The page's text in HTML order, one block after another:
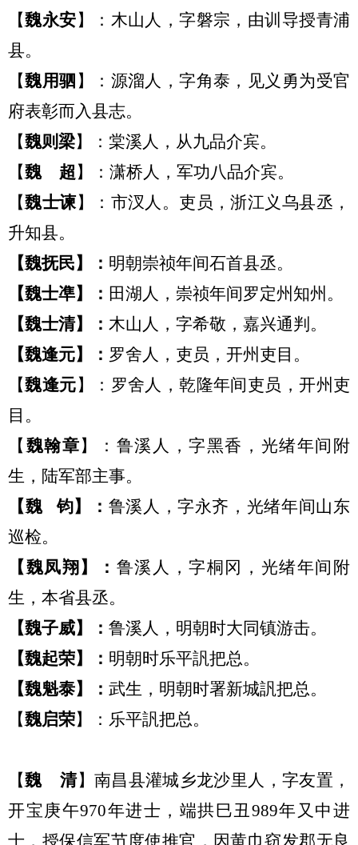
【魏永安】： 木山人，字磐宗，由训导授青浦
县。
【魏用驷 】： 源溜人，字角泰，见义勇为受官
府表彰而入县志。
【魏则梁】：棠溪人 ， 从九品介宾。
【魏 超 】：潇桥人 ， 军功八品介宾。
【魏士谏】：市汊人。 吏员，浙江义乌县丞，
升知县。
【魏抚民】： 明朝崇祯年间石首县丞。
【魏士凖】： 田湖人，崇祯年间罗定州知州。
【魏士清】： 木山人，字希敬，嘉兴通判。
【魏逢元】： 罗舍人，吏员，开州吏目。
【魏逢元】：罗舍人，乾隆年间吏员，开州吏
目。
【 魏翰章】：鲁溪 人，字黑香 ，光绪年间 附
生，陆军部主事。
【魏 钧】： 鲁溪人，字永齐，光绪年间山东
巡检。
【 魏凤翔 】： 鲁溪人，字桐冈，光绪年间附
生，本省县丞。
【魏子威】： 鲁溪人，明朝时大同镇游击。
【魏起荣】： 明朝时乐平訉把总。
【魏魁泰】： 武生，明朝时署新城訉把总。
【魏启荣】：乐平訉把总。
【魏 清】 南昌县灌城乡龙沙里人， 字友置，
开宝庚午970年进士，端拱巳丑989年又中进
士，授保信军节度使推官，因黄巾窃发郡无良